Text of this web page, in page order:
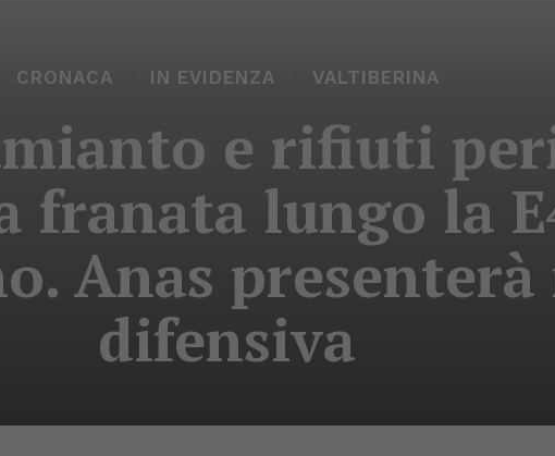
CRONACA IN EVIDENZA VALTIBERINA
e rifiuti
franata lungo la
Anas
difensiva